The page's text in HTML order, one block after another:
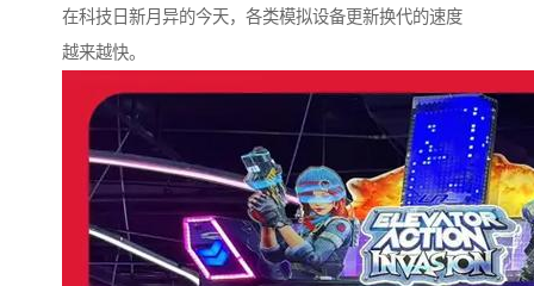
在科技日新月异的今天，各类模拟设备更新换代的速度
越来越快。